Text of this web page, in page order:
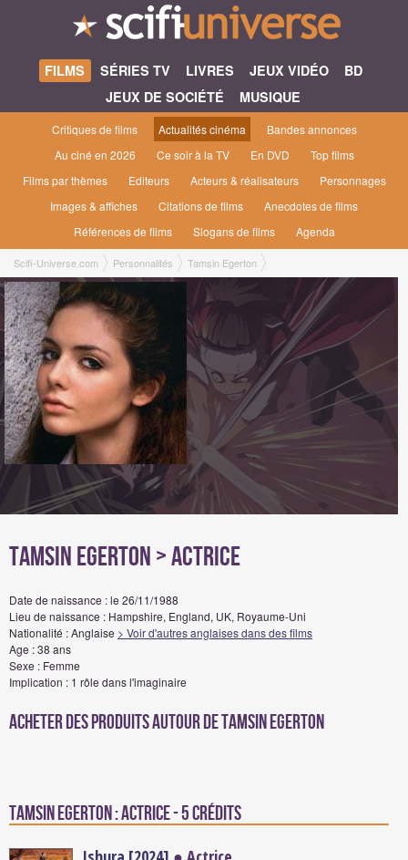
FILMS SÉRIES TV LIVRES JEUX VIDÉO
BD
JEUX DE SOCIÉTÉ
MUSIQUE
Critiques de films Actualités cinéma
Bandes annonces
Au ciné en 2026
Ce soir à la TV En DVD
Top films
Films par thèmes
Editeurs Acteurs & réalisateurs
Personnages
Images & affiches
Citations de films
Anecdotes de films
Références de films
Slogans de films Agenda
Scifi-Universe.com Personnalités Tamsin Egerton
Tamsin Egerton> Actrice
Date de naissance : le 26/11/1988
Lieu de naissance : Hampshire, England, UK, Royaume-Uni
Nationalité : Anglaise > Voir d'autres anglaises dans des films
Age : 38 ans
Sexe : Femme
Implication : 1 rôle dans l'imaginaire
Acheter des produits autour de Tamsin Egerton
Tamsin Egerton : Actrice - 5 crédits